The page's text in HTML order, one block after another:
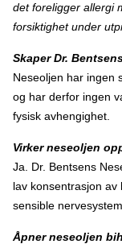
det foreligger allergi
forsiktighet under
Skaper Dr.
Neseoljen har ingen
og har derfor ingen
fysisk avhengighet.
Virker neseoljen
Ja. Dr. Bentsens
lav konsentrasjon
sensible
Åpner neseoljen